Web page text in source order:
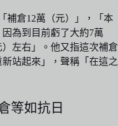
補倉12萬（元）」，「本
為到目前虧了大約7萬
）左右」。他又指這次補倉
站起來」，聲稱「在這之
等如抗日